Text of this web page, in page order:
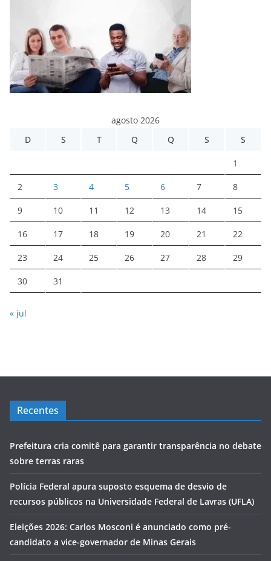
agosto 2026
D
S T Q Q S S
1
2 3 4 5 6 7 8
9 10 11 12 13 14 15
16 17 18 19 20 21 22
23 24 25 26 27 28 29
30 31
« jul
Recentes
Prefeitura cria comitê para garantir transparência no debate
sobre terras raras
Polícia Federal apura suposto esquema de desvio de
recursos públicos na Universidade Federal de Lavras (UFLA)
Eleições 2026: Carlos Mosconi é anunciado como pré-
candidato a vice-governador de Minas Gerais